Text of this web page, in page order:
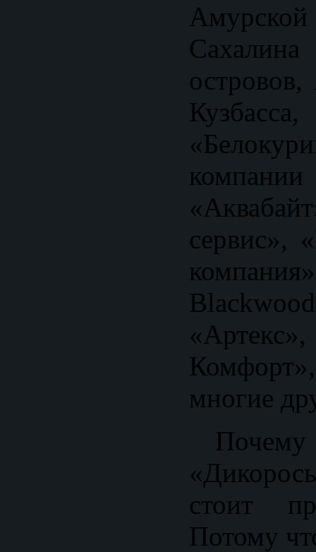
островов,
сервис»,
многие
стоит
Потому